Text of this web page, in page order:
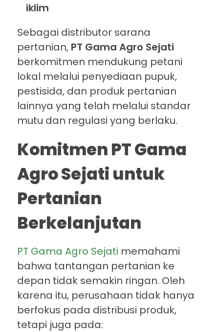
iklim
Sebagai distributor sarana
pertanian, PT Gama Agro Sejati
berkomitmen mendukung petani
lokal melalui penyediaan pupuk,
pestisida, dan produk pertanian
lainnya yang telah melalui standar
mutu dan regulasi yang berlaku.
Komitmen PT Gama
Agro Sejati untuk
Pertanian
Berkelanjutan
PT Gama Agro Sejati memahami
bahwa tantangan pertanian ke
depan tidak semakin ringan. Oleh
karena itu, perusahaan tidak hanya
berfokus pada distribusi produk,
tetapi juga pada: